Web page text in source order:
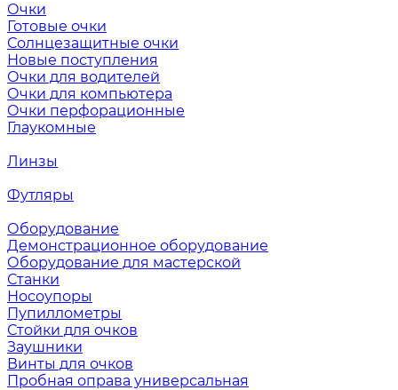
Очки
Готовые очки
Солнцезащитные очки
Новые поступления
Очки для водителей
Очки для компьютера
Очки перфорационные
Глаукомные
Линзы
Футляры
Оборудование
Демонстрационное оборудование
Оборудование для мастерской
Станки
Носоупоры
Пупиллометры
Стойки для очков
Заушники
Винты для очков
Пробная оправа универсальная